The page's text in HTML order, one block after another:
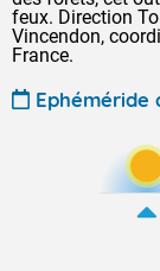
feux. Direction
Vincendon,
France.
Ephéméride